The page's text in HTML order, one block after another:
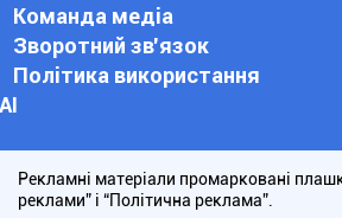
Команда медіа
Зворотний зв'язок
Політика використання
АІ
Рекламні матеріали промарковані
реклами” і “Політична реклама”.